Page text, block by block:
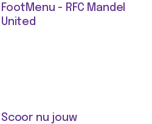
FootMenu - RFC Mandel
United
Scoor nu jouw